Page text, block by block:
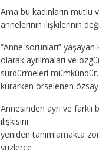
Ama bu kadınların mutlu
annelerinin ilişkilerinin
“Anne sorunları”
olarak ayrılmaları ve
sürdürmeleri mümkündür.
kurarken örselenen
Annesinden ayrı ve
ilişkisini
yeniden tanımlamakta
yüzlerce